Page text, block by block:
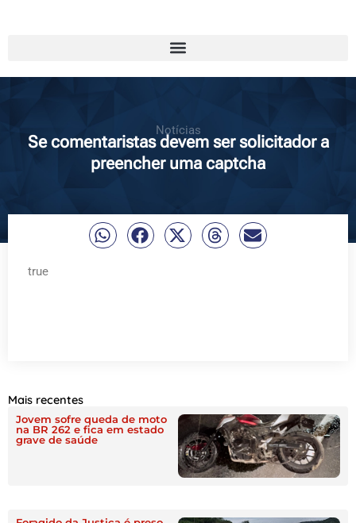
Notícias
Se comentaristas devem ser solicitador a
preencher uma captcha
true
Mais recentes
Jovem sofre queda de moto
na BR 262 e fica em estado
grave de saúde